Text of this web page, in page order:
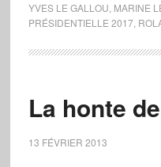
YVES LE GALLOU MARINE
PRÉSIDENTIELLE 2017,
La honte
13 FÉVRIER 2013